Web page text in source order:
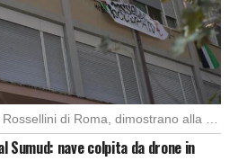
Sumud: nave colpita da drone in